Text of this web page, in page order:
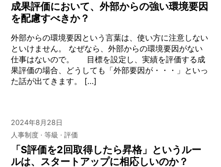
成果評価において、外部からの強い環境要因
を配慮すべきか？
外部からの環境要因という言葉は、使い方に注意しない
といけません。 なぜなら、外部からの環境要因がない
仕事はないので。 目標を設定し、実績を評価する成
果評価の場合、どうしても「外部要因が・・・」といっ
た話が出てきます。 […]
2024年8月28日
人事制度
等級 評価
「S評価を2回取得したら昇格」というルー
ルは、スタートアップに相応しいのか？